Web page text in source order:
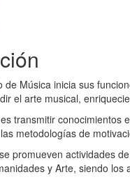
de Música inicia sus
el arte musical,
es transmitir conocimientos
metodologías de
promueven actividades
y Arte, siendo